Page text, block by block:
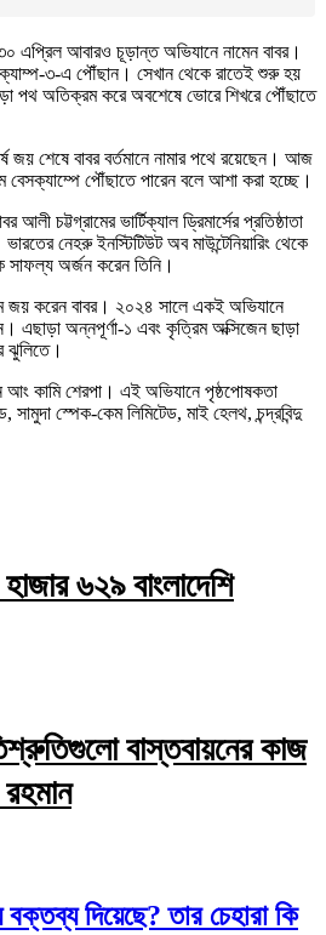
এপ্রিল আবারও চূড়ান্ত অভিযানে নামেন বাবর।
৩-এ পৌঁছান। সেখান থেকে রাতেই শুরু হয়
পথ অতিক্রম করে অবশেষে ভোরে শিখরে পৌঁছাতে
জয় শেষে বাবর বর্তমানে নামার পথে রয়েছেন। আজ
পৌঁছাতে পারেন বলে আশা করা হচ্ছে।
চট্টগ্রামের ভার্টিক্যাল ড্রিমার্সের প্রতিষ্ঠাতা
নেহরু ইনস্টিটিউট অব মাউন্টেনিয়ারিং থেকে
সাফল্য অর্জন করেন তিনি।
করেন বাবর। ২০২৪ সালে একই অভিযানে
এছাড়া অন্নপূর্ণা-১ এবং কৃত্রিম অক্সিজেন ছাড়া
ঝুলিতে।
আং কামি শেরপা। এই অভিযানে পৃষ্ঠপোষকতা
সামুদা স্পেক-কেম লিমিটেড, মাই হেলথ, চন্দ্রবিন্দু
৬২৯ বাংলাদেশি
বাস্তবায়নের কাজ
দিয়েছে? তার চেহারা কি